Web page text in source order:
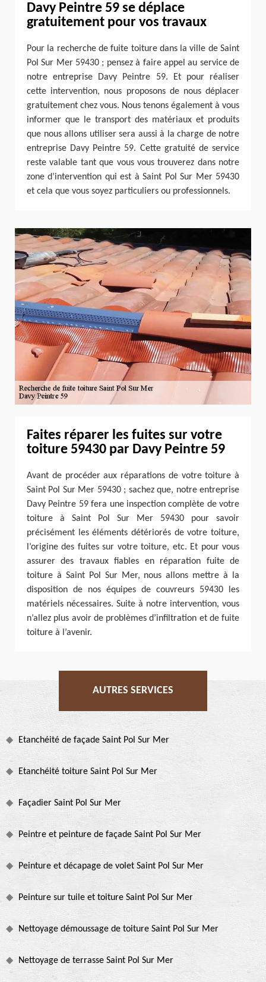
Davy Peintre 59 se déplace
gratuitement pour vos travaux
Pour la recherche de fuite toiture dans la ville de Saint
Pol Sur Mer 59430 ; pensez à faire appel au service de
notre entreprise Davy Peintre 59. Et pour réaliser
cette intervention, nous proposons de nous déplacer
gratuitement chez vous. Nous tenons également à vous
informer que le transport des matériaux et produits
que nous allons utiliser sera aussi à la charge de notre
entreprise Davy Peintre 59. Cette gratuité de service
reste valable tant que vous vous trouverez dans notre
zone d’intervention qui est à Saint Pol Sur Mer 59430
et cela que vous soyez particuliers ou professionnels.
Faites réparer les fuites sur votre
toiture 59430 par Davy Peintre 59
Avant de procéder aux réparations de votre toiture à
Saint Pol Sur Mer 59430 ; sachez que, notre entreprise
Davy Peintre 59 fera une inspection complète de votre
toiture à Saint Pol Sur Mer 59430 pour savoir
précisément les éléments détériorés de votre toiture,
l’origine des fuites sur votre toiture, etc. Et pour vous
assurer des travaux fiables en réparation fuite de
toiture à Saint Pol Sur Mer, nous allons mettre à la
disposition de nos équipes de couvreurs 59430 les
matériels nécessaires. Suite à notre intervention, vous
n’allez plus avoir de problèmes d’infiltration et de fuite
toiture à l’avenir.
AUTRES SERVICES
Etanchéité de façade Saint Pol Sur Mer
Etanchéité toiture Saint Pol Sur Mer
Façadier Saint Pol Sur Mer
Peintre et peinture de façade Saint Pol Sur Mer
Peinture et décapage de volet Saint Pol Sur Mer
Peinture sur tuile et toiture Saint Pol Sur Mer
Nettoyage démoussage de toiture Saint Pol Sur Mer
Nettoyage de terrasse Saint Pol Sur Mer